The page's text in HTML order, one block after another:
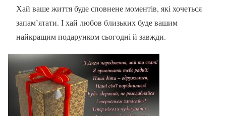
Хай ваше життя буде сповнене моментів, які хочеться
запам’ятати. І хай любов близьких буде вашим
найкращим подарунком сьогодні й завжди.